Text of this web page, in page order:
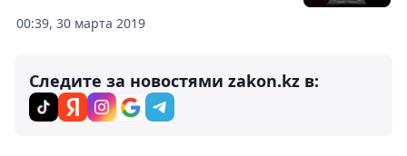
00:39, 30 марта 2019
Следите за новостями zakon.kz в: